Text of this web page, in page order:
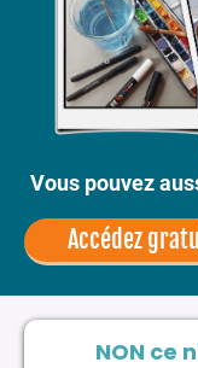
Vous pouvez
Accédez
NON ce